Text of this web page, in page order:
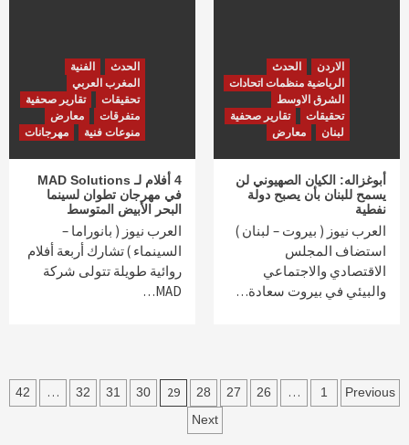
الاردن
الحدث
الرياضية منظمات اتحادات
الشرق الاوسط
تحقيقات
تقارير صحفية
لبنان
معارض
أبوغزاله: الكيان الصهيوني لن
يسمح للبنان بأن يصبح دولة
نفطية
العرب نيوز ( بيروت – لبنان )
استضاف المجلس
الاقتصادي والاجتماعي
والبيئي في بيروت سعادة…
الحدث
الفنية
المغرب العربي
تحقيقات
تقارير صحفية
متفرقات
معارض
منوعات فنية
مهرجانات
4 أفلام لـ MAD Solutions
في مهرجان تطوان لسينما
البحر الأبيض المتوسط
العرب نيوز ( بانوراما –
السينماء ) تشارك أربعة أفلام
روائية طويلة تتولى شركة
MAD…
Posts
Previous
1
…
26
27
28
29
30
31
32
…
42
Next